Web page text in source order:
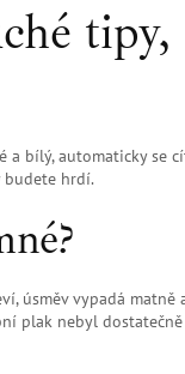
tipy,
a bílý, automaticky se
budete hrdí.
úsměv vypadá matně
plak nebyl dostatečně